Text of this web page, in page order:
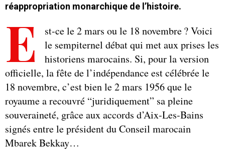
réappropriation monarchique de l’histoire.
E
st-ce le 2 mars ou le 18 novembre ? Voici
le sempiternel débat qui met aux prises les
historiens marocains. Si, pour la version
officielle, la fête de l’indépendance est célébrée le
18 novembre, c’est bien le 2 mars 1956 que le
royaume a recouvré “juridiquement” sa pleine
souveraineté, grâce aux accords d’Aix-Les-Bains
signés entre le président du Conseil marocain
Mbarek Bekkay…